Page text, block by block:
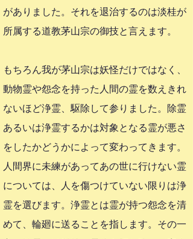
がありました。それを退治するのは淡桂が
所属する道教茅山宗の御技と言えます。
もちろん我が茅山宗は妖怪だけではなく、
動物霊や怨念を持った人間の霊を数えきれ
ないほど浄霊、駆除して参りました。除霊
あるいは浄霊するかは対象となる霊が悪さ
をしたかどうかによって変わってきます。
人間界に未練があってあの世に行けない霊
については、人を傷つけていない限りは浄
霊を選びます。浄霊とは霊が持つ怨念を清
めて、輪廻に送ることを指します。その一